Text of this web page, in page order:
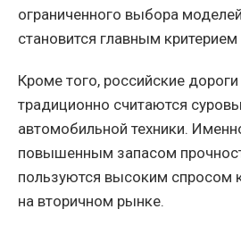
ограниченного выбора
становится главным критерием
Кроме того, российские
традиционно считаются
автомобильной техники.
повышенным запасом
пользуются высоким спросом
на вторичном рынке.